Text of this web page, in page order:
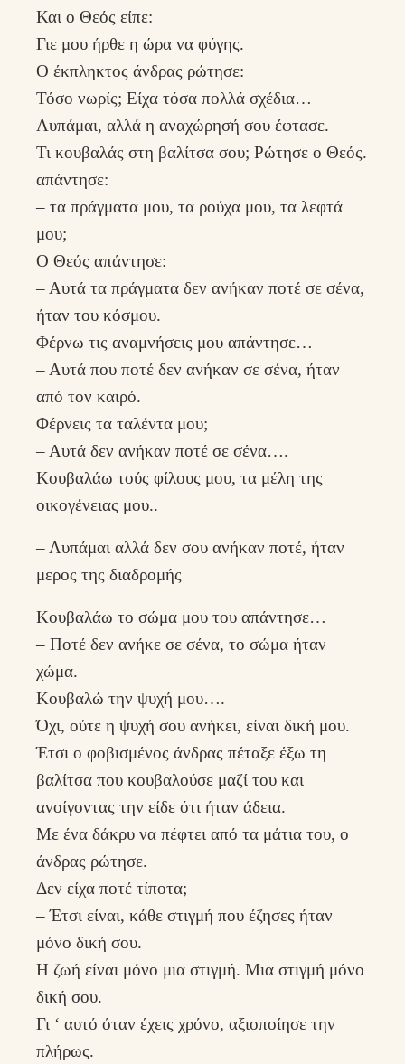
Και ο Θεός είπε:
Γιε μου ήρθε η ώρα να φύγης.
Ο έκπληκτος άνδρας ρώτησε:
Τόσο νωρίς; Είχα τόσα πολλά σχέδια…
Λυπάμαι, αλλά η αναχώρησή σου έφτασε.
Τι κουβαλάς στη βαλίτσα σου; Ρώτησε ο Θεός.
απάντησε:
– τα πράγματα μου, τα ρούχα μου, τα λεφτά
μου;
Ο Θεός απάντησε:
– Αυτά τα πράγματα δεν ανήκαν ποτέ σε σένα,
ήταν του κόσμου.
Φέρνω τις αναμνήσεις μου απάντησε…
– Αυτά που ποτέ δεν ανήκαν σε σένα, ήταν
από τον καιρό.
Φέρνεις τα ταλέντα μου;
– Αυτά δεν ανήκαν ποτέ σε σένα….
Κουβαλάω τούς φίλους μου, τα μέλη της
οικογένειας μου..
– Λυπάμαι αλλά δεν σου ανήκαν ποτέ, ήταν
μερος της διαδρομής
Κουβαλάω το σώμα μου του απάντησε…
– Ποτέ δεν ανήκε σε σένα, το σώμα ήταν
χώμα.
Κουβαλώ την ψυχή μου….
Όχι, ούτε η ψυχή σου ανήκει, είναι δική μου.
Έτσι ο φοβισμένος άνδρας πέταξε έξω τη
βαλίτσα που κουβαλούσε μαζί του και
ανοίγοντας την είδε ότι ήταν άδεια.
Με ένα δάκρυ να πέφτει από τα μάτια του, ο
άνδρας ρώτησε.
Δεν είχα ποτέ τίποτα;
– Έτσι είναι, κάθε στιγμή που έζησες ήταν
μόνο δική σου.
Η ζωή είναι μόνο μια στιγμή. Μια στιγμή μόνο
δική σου.
Γι ‘ αυτό όταν έχεις χρόνο, αξιοποίησε την
πλήρως.